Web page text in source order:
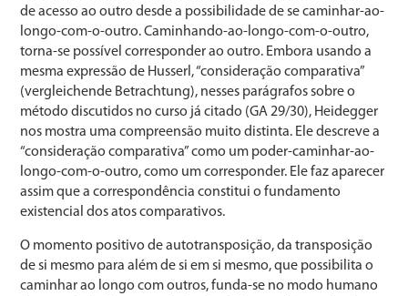
de acesso ao outro desde a possibilidade de se caminhar-ao-
longo-com-o-outro. Caminhando-ao-longo-com-o-outro,
torna-se possível corresponder ao outro. Embora usando a
mesma expressão de Husserl, “consideração comparativa”
(vergleichende Betrachtung), nesses parágrafos sobre o
método discutidos no curso já citado (GA 29/30), Heidegger
nos mostra uma compreensão muito distinta. Ele descreve a
“consideração comparativa” como um poder-caminhar-ao-
longo-com-o-outro, como um corresponder. Ele faz aparecer
assim que a correspondência constitui o fundamento
existencial dos atos comparativos.
O momento positivo de autotransposição, da transposição
de si mesmo para além de si em si mesmo, que possibilita o
caminhar ao longo com outros, funda-se no modo humano